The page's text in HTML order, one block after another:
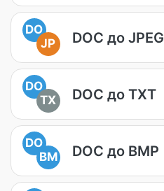
DO
JP
DOC до JPEG
DO
TX
DOC до TXT
DO
BM
DOC до BMP